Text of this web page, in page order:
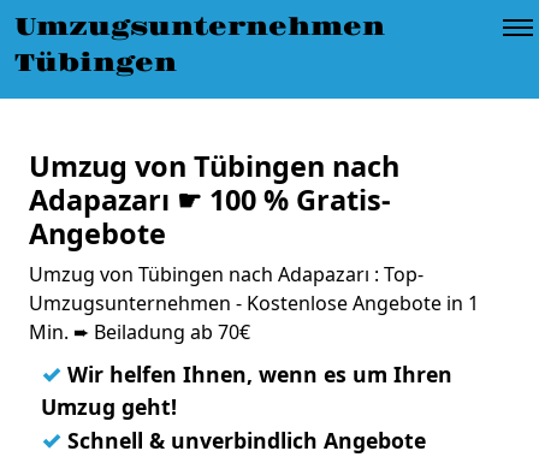
Umzugsunternehmen
Tübingen
Umzug von Tübingen nach
Adapazarı ☛ 100 % Gratis-
Angebote
Umzug von Tübingen nach Adapazarı : Top-
Umzugsunternehmen - Kostenlose Angebote in 1
Min. ➨ Beiladung ab 70€
✓ Wir helfen Ihnen, wenn es um Ihren
Umzug geht!
✓ Schnell & unverbindlich Angebote